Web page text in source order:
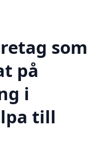
som
på
i
till